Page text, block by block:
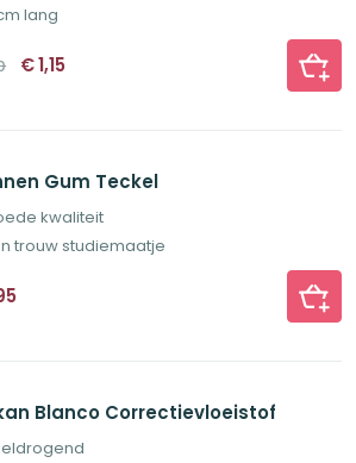
lang
Oorspronkelijke
prijs
€1,15
Gum Teckel
kwaliteit
trouw studiemaatje
Blanco Correctievloeistof